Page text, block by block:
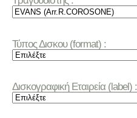
Τύπος Δισκου (format) :
Δισκογραφική Εταιρεία (label) :